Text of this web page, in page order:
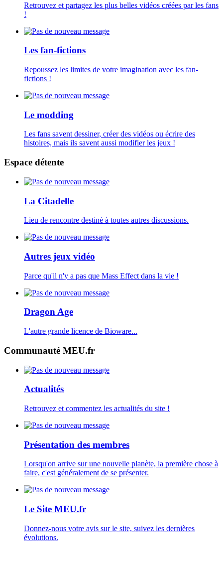
Retrouvez et partagez les plus belles vidéos créées par les fans
!
Les fan-fictions
Repoussez les limites de votre imagination avec les fan-
fictions !
Le modding
Les fans savent dessiner, créer des vidéos ou écrire des
histoires, mais ils savent aussi modifier les jeux !
Espace détente
La Citadelle
Lieu de rencontre destiné à toutes autres discussions.
Autres jeux vidéo
Parce qu'il n'y a pas que Mass Effect dans la vie !
Dragon Age
L'autre grande licence de Bioware...
Communauté MEU.fr
Actualités
Retrouvez et commentez les actualités du site !
Présentation des membres
Lorsqu'on arrive sur une nouvelle planète, la première chose à
faire, c'est généralement de se présenter.
Le Site MEU.fr
Donnez-nous votre avis sur le site, suivez les dernières
évolutions.